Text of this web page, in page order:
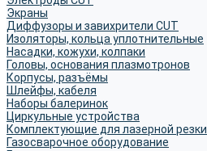
Экраны
Диффузоры и завихрители CUT
Изоляторы, кольца уплотнительные
Насадки, кожухи, колпаки
Головы, основания плазмотронов
Корпусы, разъёмы
Шлейфы, кабеля
Наборы балеринок
Циркульные устройства
Комплектующие для лазерной резки
Газосварочное оборудование